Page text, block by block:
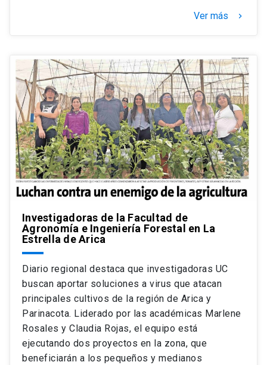
Ver más keyboard_arrow_right
Investigadoras de la Facultad de
Agronomía e Ingeniería Forestal en La
Estrella de Arica
Diario regional destaca que investigadoras UC
buscan aportar soluciones a virus que atacan
principales cultivos de la región de Arica y
Parinacota. Liderado por las académicas Marlene
Rosales y Claudia Rojas, el equipo está
ejecutando dos proyectos en la zona, que
beneficiarán a los pequeños y medianos